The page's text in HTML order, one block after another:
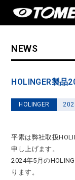
NEWS
HOLINGER製品
HOLINGER
平素は弊社取扱
申し上げます。
2024年5月の
ります。